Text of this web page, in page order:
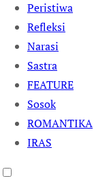
Peristiwa
Refleksi
Narasi
Sastra
FEATURE
Sosok
ROMANTIKA
IRAS